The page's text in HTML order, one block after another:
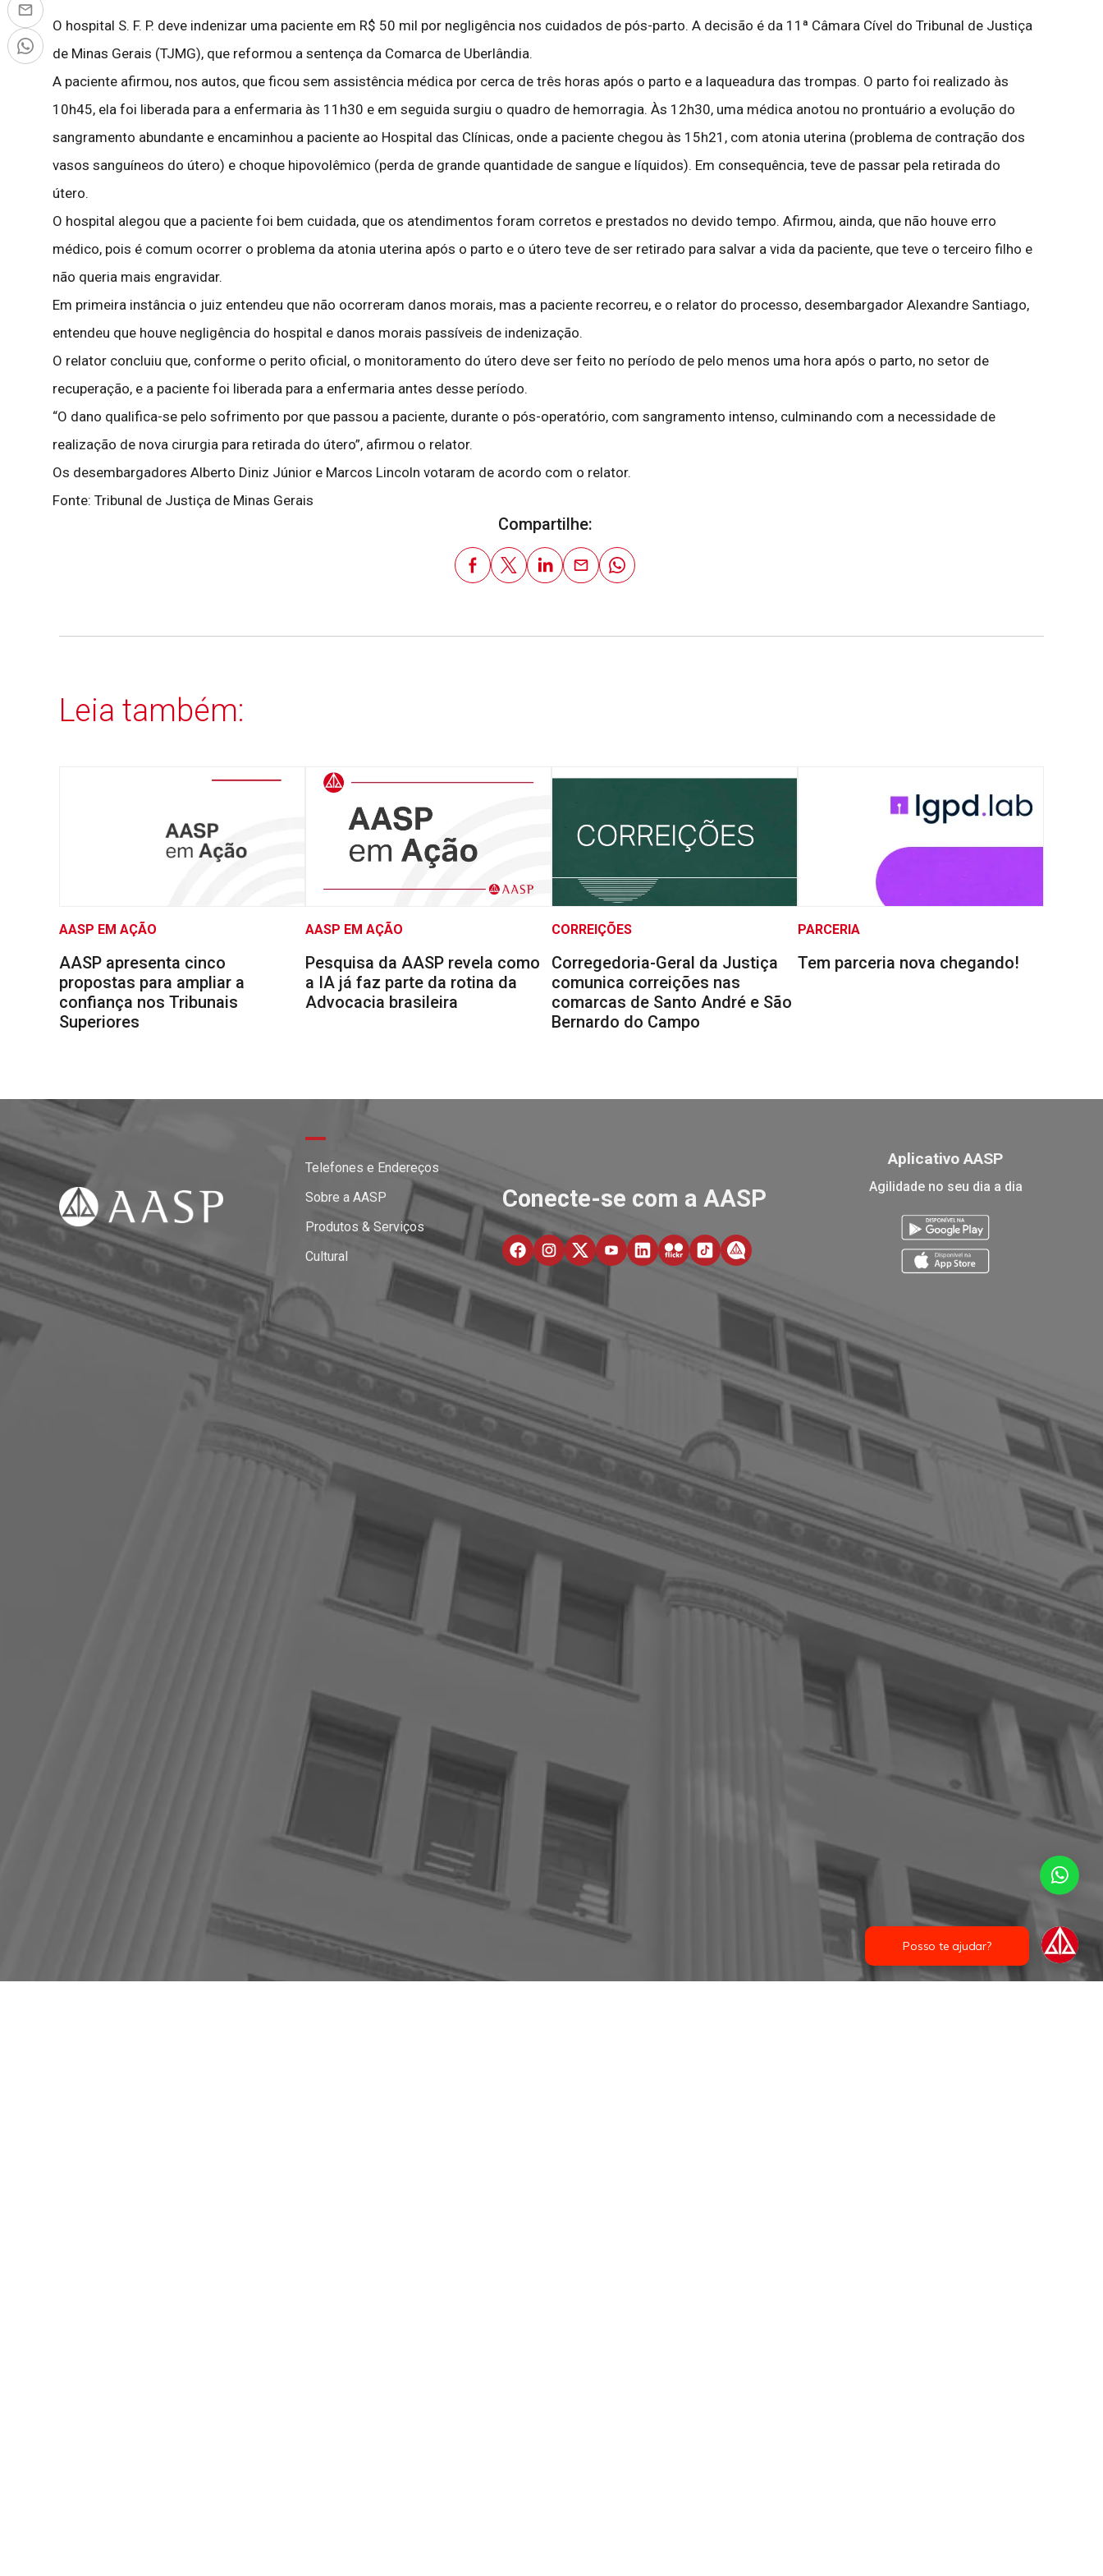
O hospital S. F. P. deve indenizar uma paciente em R$ 50 mil por negligência nos cuidados de pós-parto. A decisão é da 11ª Câmara Cível do Tribunal de Justiça
de Minas Gerais (TJMG), que reformou a sentença da Comarca de Uberlândia.
A paciente afirmou, nos autos, que ficou sem assistência médica por cerca de três horas após o parto e a laqueadura das trompas. O parto foi realizado às
10h45, ela foi liberada para a enfermaria às 11h30 e em seguida surgiu o quadro de hemorragia. Às 12h30, uma médica anotou no prontuário a evolução do
sangramento abundante e encaminhou a paciente ao Hospital das Clínicas, onde a paciente chegou às 15h21, com atonia uterina (problema de contração dos
vasos sanguíneos do útero) e choque hipovolêmico (perda de grande quantidade de sangue e líquidos). Em consequência, teve de passar pela retirada do
útero.
O hospital alegou que a paciente foi bem cuidada, que os atendimentos foram corretos e prestados no devido tempo. Afirmou, ainda, que não houve erro
médico, pois é comum ocorrer o problema da atonia uterina após o parto e o útero teve de ser retirado para salvar a vida da paciente, que teve o terceiro filho e
não queria mais engravidar.
Em primeira instância o juiz entendeu que não ocorreram danos morais, mas a paciente recorreu, e o relator do processo, desembargador Alexandre Santiago,
entendeu que houve negligência do hospital e danos morais passíveis de indenização.
O relator concluiu que, conforme o perito oficial, o monitoramento do útero deve ser feito no período de pelo menos uma hora após o parto, no setor de
recuperação, e a paciente foi liberada para a enfermaria antes desse período.
“O dano qualifica-se pelo sofrimento por que passou a paciente, durante o pós-operatório, com sangramento intenso, culminando com a necessidade de
realização de nova cirurgia para retirada do útero”, afirmou o relator.
Os desembargadores Alberto Diniz Júnior e Marcos Lincoln votaram de acordo com o relator.
Fonte: Tribunal de Justiça de Minas Gerais
Compartilhe:
Leia também:
AASP EM AÇÃO
AASP apresenta cinco
propostas para ampliar a
confiança nos Tribunais
Superiores
AASP EM AÇÃO
Pesquisa da AASP revela como
a IA já faz parte da rotina da
Advocacia brasileira
CORREIÇÕES
Corregedoria-Geral da Justiça
comunica correições nas
comarcas de Santo André e São
Bernardo do Campo
PARCERIA
Tem parceria nova chegando!
Telefones e Endereços
Sobre a AASP
Produtos & Serviços
Cultural
Conecte-se com a AASP
Aplicativo AASP
Agilidade no seu dia a dia